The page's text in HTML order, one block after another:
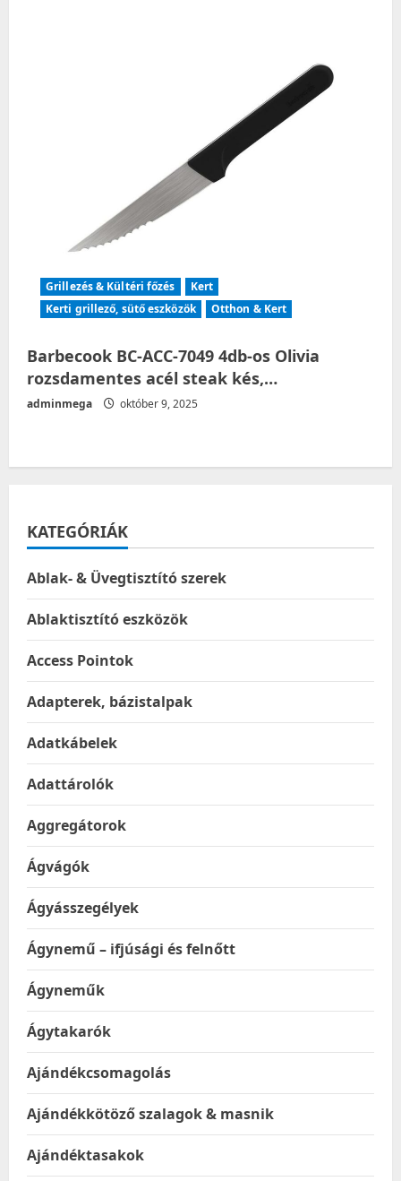
Grillezés & Kültéri főzés
Kert
Kerti grillező, sütő eszközök
Otthon & Kert
Barbecook BC-ACC-7049 4db-os Olivia
rozsdamentes acél steak kés,…
adminmega október 9, 2025
KATEGÓRIÁK
Ablak- & Üvegtisztító szerek
Ablaktisztító eszközök
Access Pointok
Adapterek, bázistalpak
Adatkábelek
Adattárolók
Aggregátorok
Ágvágók
Ágyásszegélyek
Ágynemű – ifjúsági és felnőtt
Ágyneműk
Ágytakarók
Ajándékcsomagolás
Ajándékkötöző szalagok & masnik
Ajándéktasakok